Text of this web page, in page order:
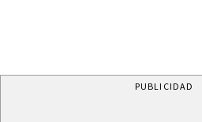
PUBLICIDAD